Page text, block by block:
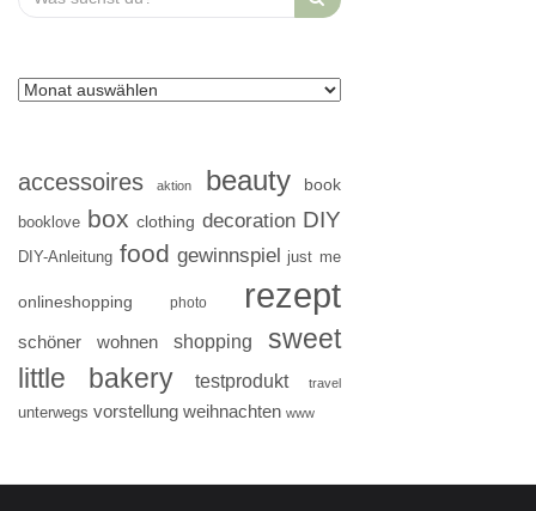
for:
accessoires aktion beauty book
booklove box clothing decoration DIY
DIY-Anleitung food gewinnspiel just me
onlineshopping photo rezept
schöner wohnen shopping
sweet
little bakery
testprodukt travel
unterwegs vorstellung weihnachten www